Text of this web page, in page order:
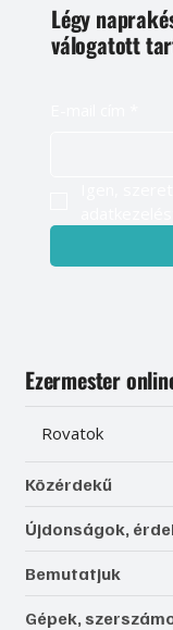
Légy
válogatott
Ezermester
Rovatok
Közérdekű
Újdonságok,
Bemutatjuk
Gépek,